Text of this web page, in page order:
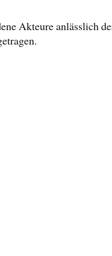
Akteure anlässlich